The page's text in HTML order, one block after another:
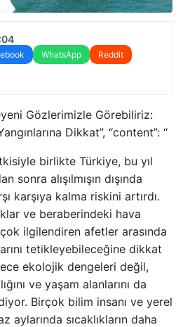
WhatsApp
Reddit
Gözlerimizle Görebiliriz:
Dikkat”, “content”: “
birlikte Türkiye, bu yıl
sonra alışılmışın dışında
karşıya kalma riskini artırdı.
ve beraberindeki hava
ilgilendiren afetler arasında
tetikleyebileceğine dikkat
ekolojik dengeleri değil,
ve yaşam alanlarını da
Birçok bilim insanı ve yerel
aylarında sıcaklıkların daha